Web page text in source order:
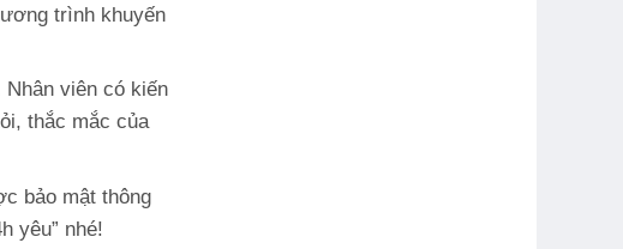
trình khuyến
viên có kiến
thắc mắc của
bảo mật thông
yêu” nhé!